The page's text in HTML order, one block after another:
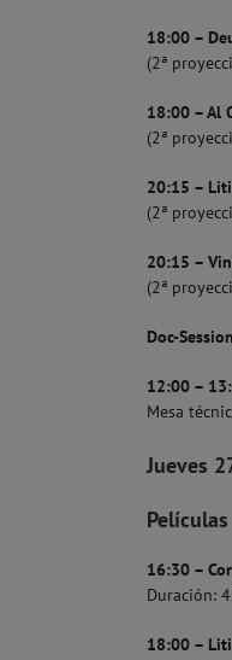
18:00 –
(2ª
18:00 – Al
(2ª
20:15 –
(2ª
20:15 –
(2ª
Doc-Session
12:00 –
Mesa
Jueves
Películas
16:30 –
Duración:
18:00 –